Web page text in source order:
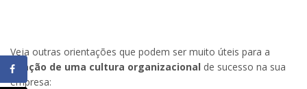
Veja outras orientações que podem ser muito úteis para a
criação de uma cultura organizacional de sucesso na sua
empresa: